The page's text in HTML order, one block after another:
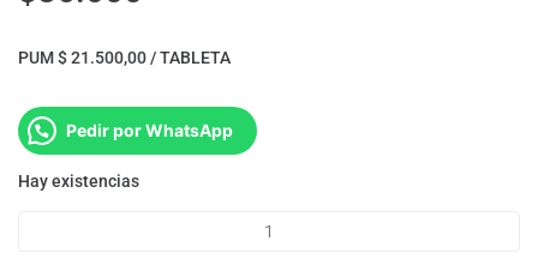
PUM $ 21.500,00 / TABLETA
Pedir por WhatsApp
Hay existencias